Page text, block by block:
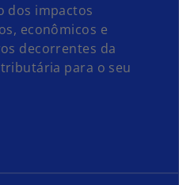
dos impactos
econômicos e
decorrentes da
para o seu